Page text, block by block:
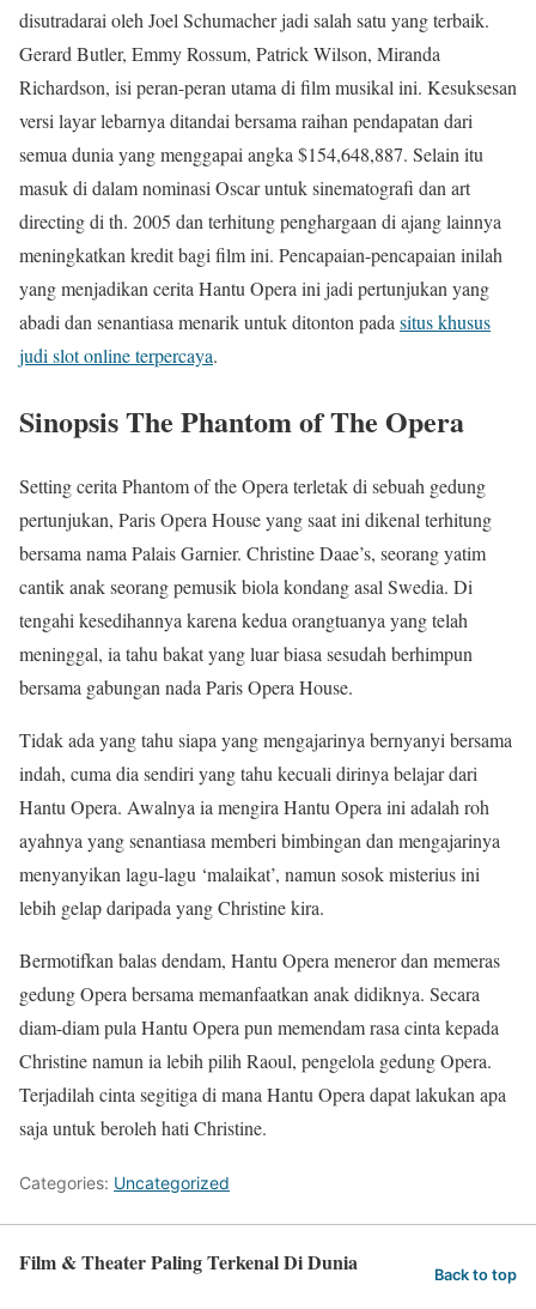
disutradarai oleh Joel Schumacher jadi salah satu yang terbaik.
Gerard Butler, Emmy Rossum, Patrick Wilson, Miranda
Richardson, isi peran-peran utama di film musikal ini. Kesuksesan
versi layar lebarnya ditandai bersama raihan pendapatan dari
semua dunia yang menggapai angka $154,648,887. Selain itu
masuk di dalam nominasi Oscar untuk sinematografi dan art
directing di th. 2005 dan terhitung penghargaan di ajang lainnya
meningkatkan kredit bagi film ini. Pencapaian-pencapaian inilah
yang menjadikan cerita Hantu Opera ini jadi pertunjukan yang
abadi dan senantiasa menarik untuk ditonton pada situs khusus
judi slot online terpercaya.
Sinopsis The Phantom of The Opera
Setting cerita Phantom of the Opera terletak di sebuah gedung
pertunjukan, Paris Opera House yang saat ini dikenal terhitung
bersama nama Palais Garnier. Christine Daae’s, seorang yatim
cantik anak seorang pemusik biola kondang asal Swedia. Di
tengahi kesedihannya karena kedua orangtuanya yang telah
meninggal, ia tahu bakat yang luar biasa sesudah berhimpun
bersama gabungan nada Paris Opera House.
Tidak ada yang tahu siapa yang mengajarinya bernyanyi bersama
indah, cuma dia sendiri yang tahu kecuali dirinya belajar dari
Hantu Opera. Awalnya ia mengira Hantu Opera ini adalah roh
ayahnya yang senantiasa memberi bimbingan dan mengajarinya
menyanyikan lagu-lagu ‘malaikat’, namun sosok misterius ini
lebih gelap daripada yang Christine kira.
Bermotifkan balas dendam, Hantu Opera meneror dan memeras
gedung Opera bersama memanfaatkan anak didiknya. Secara
diam-diam pula Hantu Opera pun memendam rasa cinta kepada
Christine namun ia lebih pilih Raoul, pengelola gedung Opera.
Terjadilah cinta segitiga di mana Hantu Opera dapat lakukan apa
saja untuk beroleh hati Christine.
Categories: Uncategorized
Film & Theater Paling Terkenal Di Dunia Back to top